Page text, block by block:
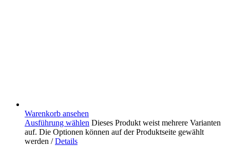
Warenkorb ansehen
Ausführung wählen Dieses Produkt weist mehrere Varianten
auf. Die Optionen können auf der Produktseite gewählt
werden / Details